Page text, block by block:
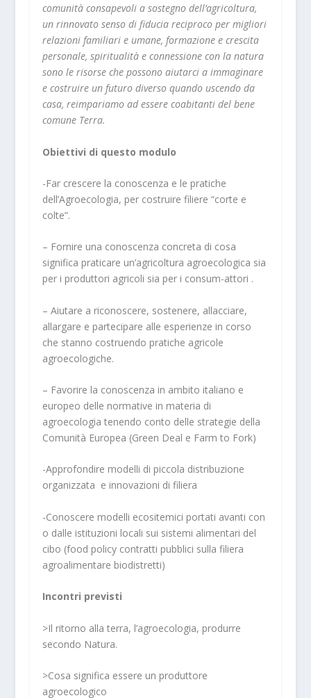
comunità consapevoli a sostegno dell’agricoltura,
un rinnovato senso di fiducia reciproco per migliori
relazioni familiari e umane, formazione e crescita
personale, spiritualità e connessione con la natura
sono le risorse che possono aiutarci a immaginare
e costruire un futuro diverso quando uscendo da
casa, reimpariamo ad essere coabitanti del bene
comune Terra.
Obiettivi di questo modulo
-Far crescere la conoscenza e le pratiche
dell’Agroecologia, per costruire filiere “corte e
colte”.
– Fornire una conoscenza concreta di cosa
significa praticare un’agricoltura agroecologica sia
per i produttori agricoli sia per i consum-attori .
– Aiutare a riconoscere, sostenere, allacciare,
allargare e partecipare alle esperienze in corso
che stanno costruendo pratiche agricole
agroecologiche.
– Favorire la conoscenza in ambito italiano e
europeo delle normative in materia di
agroecologia tenendo conto delle strategie della
Comunità Europea (Green Deal e Farm to Fork)
-Approfondire modelli di piccola distribuzione
organizzata e innovazioni di filiera
-Conoscere modelli ecositemici portati avanti con
o dalle istituzioni locali sui sistemi alimentari del
cibo (food policy contratti pubblici sulla filiera
agroalimentare biodistretti)
Incontri previsti
>Il ritorno alla terra, l’agroecologia, produrre
secondo Natura.
>Cosa significa essere un produttore
agroecologico